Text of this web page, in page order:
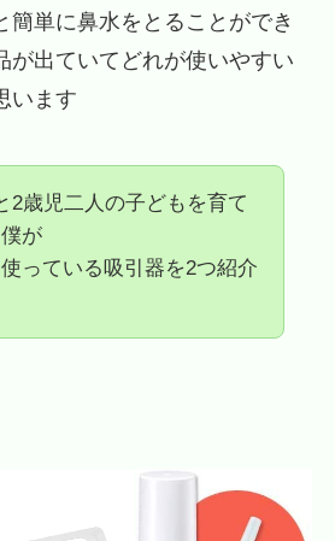
簡単に鼻水をとることができ
が出ていてどれが使いやすい
います
2歳児二人の子どもを育て
が
っている吸引器を2つ紹介